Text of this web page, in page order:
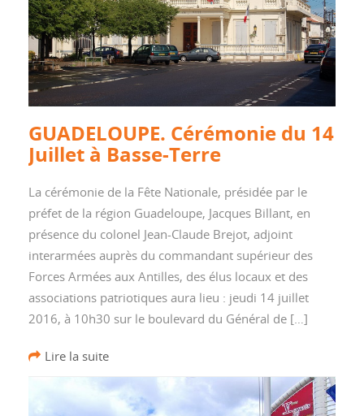
GUADELOUPE. Cérémonie du 14
Juillet à Basse-Terre
La cérémonie de la Fête Nationale, présidée par le
préfet de la région Guadeloupe, Jacques Billant, en
présence du colonel Jean-Claude Brejot, adjoint
interarmées auprès du commandant supérieur des
Forces Armées aux Antilles, des élus locaux et des
associations patriotiques aura lieu : jeudi 14 juillet
2016, à 10h30 sur le boulevard du Général de […]
Lire la suite